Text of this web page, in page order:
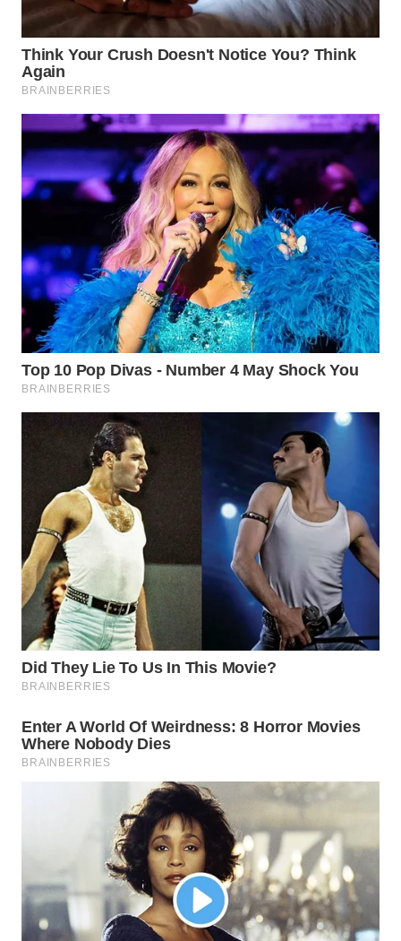
WN
BOROBUDUR
WN
WN
SURABAYA
WN
BINTAN
WN
MANDALIKA
WN
LIKUPANG
LABUANBAJO
WN
BORNEO
Wahana
Media
Group
WAHANA
WAHANA
TANI
WAHANA
INFRASTRUKTUR